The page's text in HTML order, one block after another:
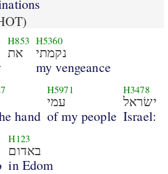
H853
את
H5360
נקמתי
my vengeance
hand
H5971
עמי
of my people
H3478
ישׂראל
Israel:
H123
באדום
in Edom